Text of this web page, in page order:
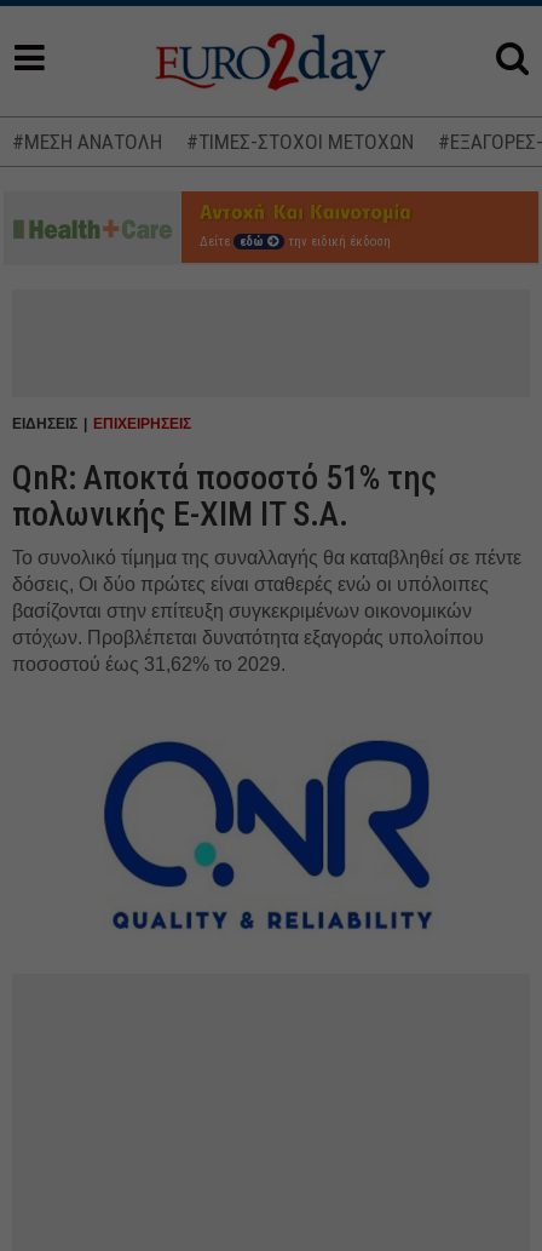
#ΜΕΣΗ ΑΝΑΤΟΛΗ #ΤΙΜΕΣ-ΣΤΟΧΟΙ ΜΕΤΟΧΩΝ
Δείτε εδώ την ειδική έκδοση
ΕΙΔΗΣΕΙΣ ΕΠΙΧΕΙΡΗΣΕΙΣ
QnR: Αποκτά ποσοστό 51% της
πολωνικής E-XIM IT S.A.
Το συνολικό τίμημα της συναλλαγής θα καταβληθεί σε πέντε
δόσεις, Οι δύο πρώτες είναι σταθερές ενώ οι υπόλοιπες
βασίζονται στην επίτευξη συγκεκριμένων οικονομικών
στόχων. Προβλέπεται δυνατότητα εξαγοράς υπολοίπου
ποσοστού έως 31,62% το 2029.